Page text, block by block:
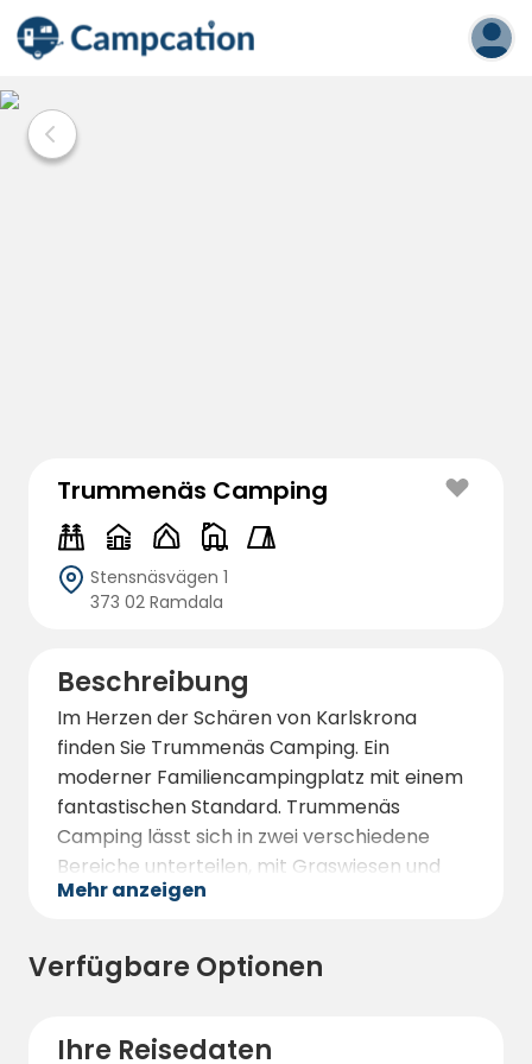
Trummenäs Camping
Stensnäsvägen 1
373 02 Ramdala
Beschreibung
Im Herzen der Schären von Karlskrona
finden Sie Trummenäs Camping. Ein
moderner Familiencampingplatz mit einem
fantastischen Standard. Trummenäs
Camping lässt sich in zwei verschiedene
Bereiche unterteilen, mit Graswiesen und
Laubbäumen auf der einen Seite und dem
130 Stellplätze stehen zur Verfügung, die alle
mit Strommasten und sicheren FI-Schaltern
Trummenäs Camping arbeitet auch mit
Mehr anzeigen
Verfügbare Optionen
Ihre Reisedaten